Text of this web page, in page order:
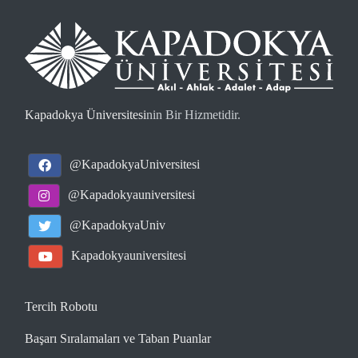
Kapadokya Üniversitesinin Bir Hizmetidir.
@KapadokyaUniversitesi
@Kapadokyauniversitesi
@KapadokyaUniv
Kapadokyauniversitesi
Tercih Robotu
Başarı Sıralamaları ve Taban Puanlar